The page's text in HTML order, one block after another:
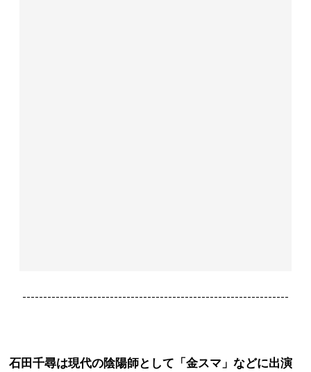
----------------------------------------------------------------
石田千尋は現代の陰陽師として「金スマ」などに出演